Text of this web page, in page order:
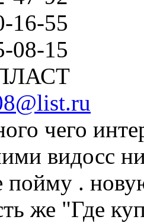
16-55
08-15
чего
видосс
пойму .
же "Где